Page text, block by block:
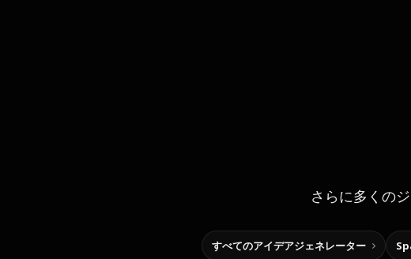
さらに多くの
すべてのアイデアジェネレーター